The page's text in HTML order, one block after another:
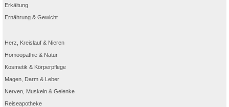
Erkältung
Ernährung & Gewicht
Herz, Kreislauf & Nieren
Homöopathie & Natur
Kosmetik & Körperpflege
Magen, Darm & Leber
Nerven, Muskeln & Gelenke
Reiseapotheke